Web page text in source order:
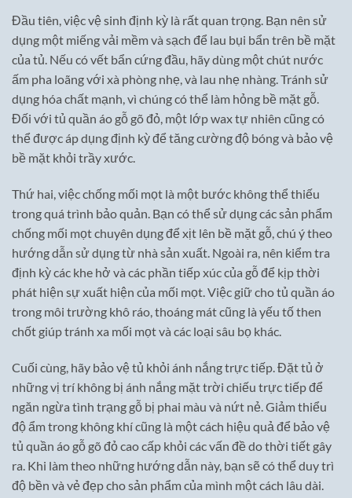
Đầu tiên, việc vệ sinh định kỳ là rất quan trọng. Bạn nên sử
dụng một miếng vải mềm và sạch để lau bụi bẩn trên bề mặt
của tủ. Nếu có vết bẩn cứng đầu, hãy dùng một chút nước
ấm pha loãng với xà phòng nhẹ, và lau nhẹ nhàng. Tránh sử
dụng hóa chất mạnh, vì chúng có thể làm hỏng bề mặt gỗ.
Đối với tủ quần áo gỗ gõ đỏ, một lớp wax tự nhiên cũng có
thể được áp dụng định kỳ để tăng cường độ bóng và bảo vệ
bề mặt khỏi trầy xước.
Thứ hai, việc chống mối mọt là một bước không thể thiếu
trong quá trình bảo quản. Bạn có thể sử dụng các sản phẩm
chống mối mọt chuyên dụng để xịt lên bề mặt gỗ, chú ý theo
hướng dẫn sử dụng từ nhà sản xuất. Ngoài ra, nên kiểm tra
định kỳ các khe hở và các phần tiếp xúc của gỗ để kịp thời
phát hiện sự xuất hiện của mối mọt. Việc giữ cho tủ quần áo
trong môi trường khô ráo, thoáng mát cũng là yếu tố then
chốt giúp tránh xa mối mọt và các loại sâu bọ khác.
Cuối cùng, hãy bảo vệ tủ khỏi ánh nắng trực tiếp. Đặt tủ ở
những vị trí không bị ánh nắng mặt trời chiếu trực tiếp để
ngăn ngừa tình trạng gỗ bị phai màu và nứt nẻ. Giảm thiểu
độ ẩm trong không khí cũng là một cách hiệu quả để bảo vệ
tủ quần áo gỗ gõ đỏ cao cấp khỏi các vấn đề do thời tiết gây
ra. Khi làm theo những hướng dẫn này, bạn sẽ có thể duy trì
độ bền và vẻ đẹp cho sản phẩm của mình một cách lâu dài.